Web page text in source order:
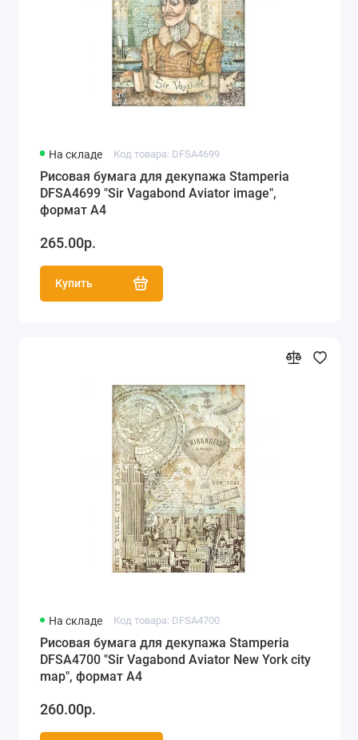
На складе Код товара: DFSA4699
Рисовая бумага для декупажа Stamperia
DFSA4699 "Sir Vagabond Aviator image",
формат А4
265.00р.
Купить
На складе Код товара: DFSA4700
Рисовая бумага для декупажа Stamperia
DFSA4700 "Sir Vagabond Aviator New York city
map", формат А4
260.00р.